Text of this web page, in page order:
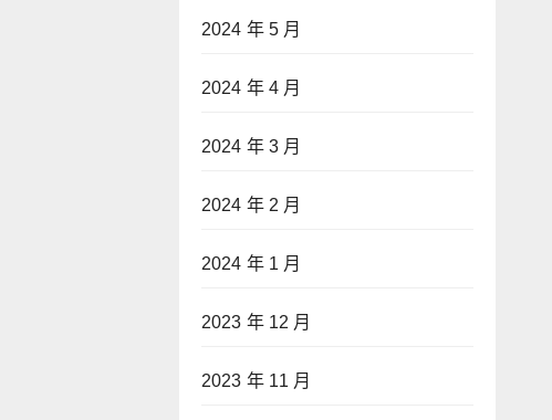
2024 年 5 月
2024 年 4 月
2024 年 3 月
2024 年 2 月
2024 年 1 月
2023 年 12 月
2023 年 11 月